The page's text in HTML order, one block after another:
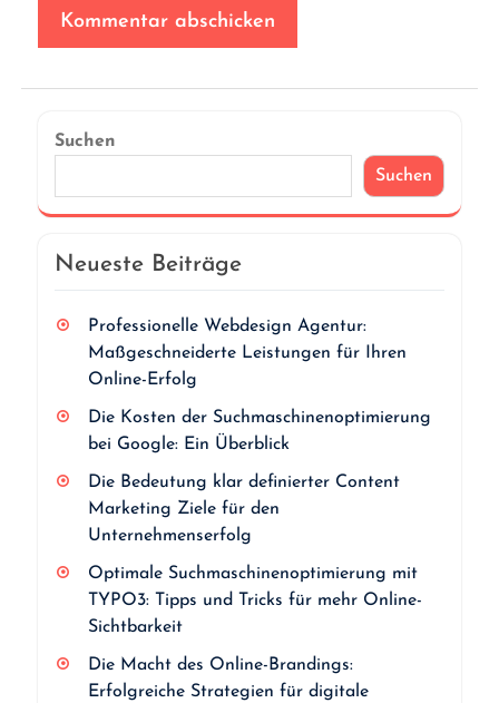
Suchen
Suchen
Neueste Beiträge
Professionelle Webdesign Agentur:
Maßgeschneiderte Leistungen für Ihren
Online-Erfolg
Die Kosten der Suchmaschinenoptimierung
bei Google: Ein Überblick
Die Bedeutung klar definierter Content
Marketing Ziele für den
Unternehmenserfolg
Optimale Suchmaschinenoptimierung mit
TYPO3: Tipps und Tricks für mehr Online-
Sichtbarkeit
Die Macht des Online-Brandings:
Erfolgreiche Strategien für digitale